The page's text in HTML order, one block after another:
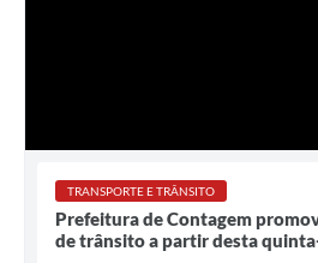
TRANSPORTE E TRÂNSITO
Prefeitura de Contagem
de trânsito a partir desta